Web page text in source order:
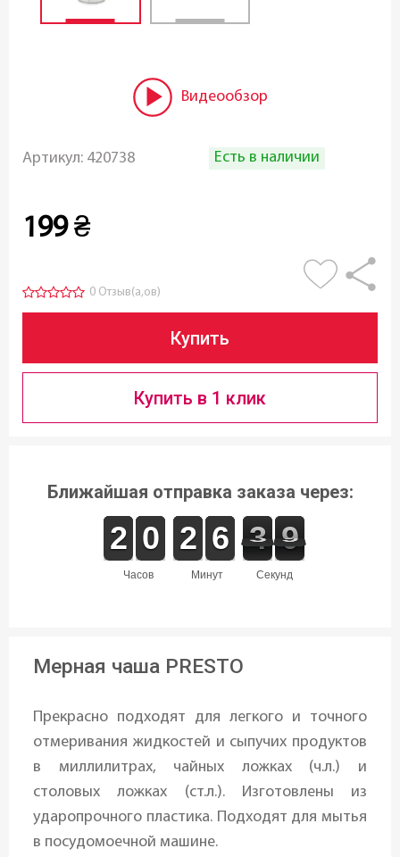
Видеообзор
Артикул: 420738 Есть в наличии
199 ₴
0 Отзыв(а,ов)
Купить
Купить в 1 клик
Ближайшая отправка заказа через:
часов
1
1
2
2 9
9
0
0
минут
1
1
2
2 5
5
6
6
секунд
4
3
3 0
9
9
Мерная чаша PRESTO
Прекрасно подходят для легкого и точного
отмеривания жидкостей и сыпучих продуктов
в миллилитрах, чайных ложках (ч.л.) и
столовых ложках (ст.л.). Изготовлены из
ударопрочного пластика. Подходят для мытья
в посудомоечной машине.